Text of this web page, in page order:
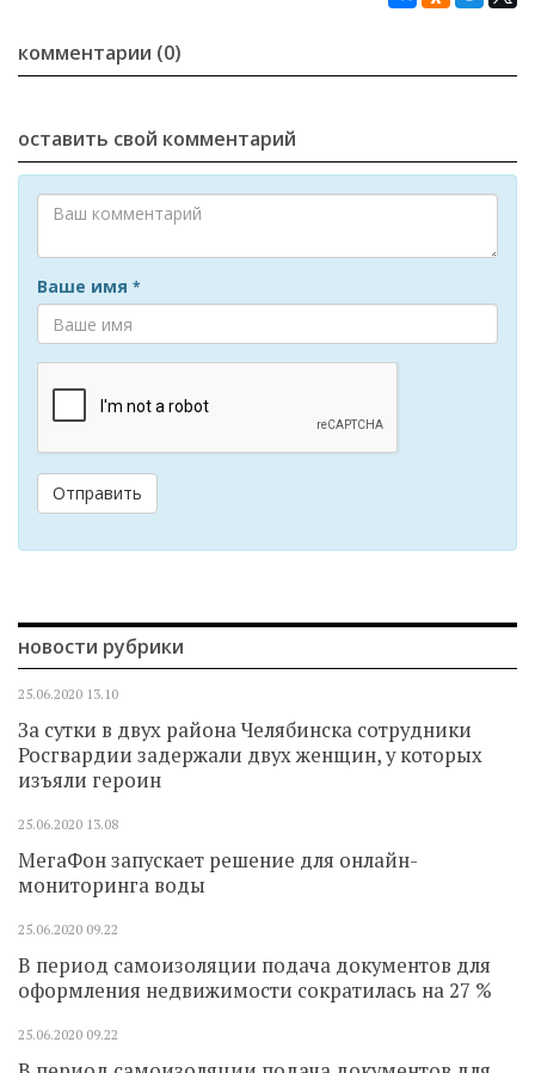
комментарии (0)
оставить свой комментарий
Ваше имя *
Отправить
новости рубрики
25.06.2020 13.10
За сутки в двух района Челябинска сотрудники
Росгвардии задержали двух женщин, у которых
изъяли героин
25.06.2020 13.08
МегаФон запускает решение для онлайн-
мониторинга воды
25.06.2020 09.22
В период самоизоляции подача документов для
оформления недвижимости сократилась на 27 %
25.06.2020 09.22